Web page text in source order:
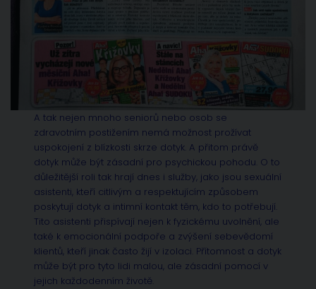
A tak nejen mnoho seniorů nebo osob se
zdravotním postižením nemá možnost prožívat
uspokojení z blízkosti skrze dotyk. A přitom právě
dotyk může být zásadní pro psychickou pohodu. O to
důležitější roli tak hrají dnes i služby, jako jsou sexuální
asistenti, kteří citlivým a respektujícím způsobem
poskytují dotyk a intimní kontakt těm, kdo to potřebují.
Tito asistenti přispívají nejen k fyzickému uvolnění, ale
také k emocionální podpoře a zvýšení sebevědomí
klientů, kteří jinak často žijí v izolaci. Přítomnost a dotyk
může být pro tyto lidi malou, ale zásadní pomocí v
jejich každodenním životě.